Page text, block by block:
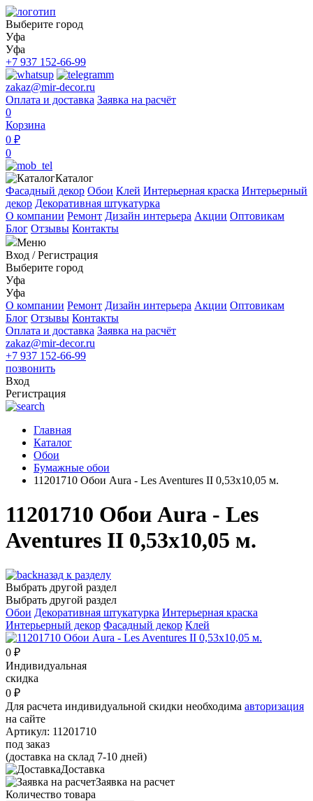
Выберите город
Уфа
Уфа
+7 937 152-66-99
zakaz@mir-decor.ru
Оплата и доставка Заявка на расчёт
0
Корзина
0 ₽
0
Каталог
Фасадный декор Обои Клей Интерьерная краска Интерьерный
декор Декоративная штукатурка
О компании Ремонт Дизайн интерьера Акции Оптовикам
Блог Отзывы Контакты
Меню
Вход /Регистрация
Выберите город
Уфа
Уфа
О компании Ремонт Дизайн интерьера Акции Оптовикам
Блог Отзывы Контакты
Оплата и доставка Заявка на расчёт
zakaz@mir-decor.ru
+7 937 152-66-99
позвонить
Вход
Регистрация
Главная
Каталог
Обои
Бумажные обои
11201710 Обои Aura - Les Aventures II 0,53х10,05 м.
11201710 Обои Aura - Les
Aventures II 0,53х10,05 м.
назад к разделу
Выбрать другой раздел
Выбрать другой раздел
Обои Декоративная штукатурка Интерьерная краска
Интерьерный декор Фасадный декор Клей
0 ₽
Индивидуальная
скидка
0 ₽
Для расчета индивидуальной скидки необходима авторизация
на сайте
Артикул: 11201710
под заказ
(доставка на склад 7-10 дней)
Доставка
Заявка на расчет
Количество товара